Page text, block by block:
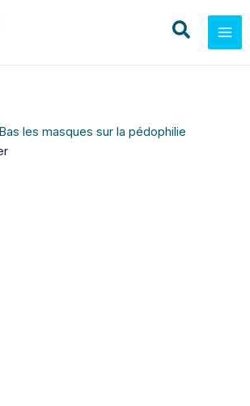
les masques sur la pédophilie